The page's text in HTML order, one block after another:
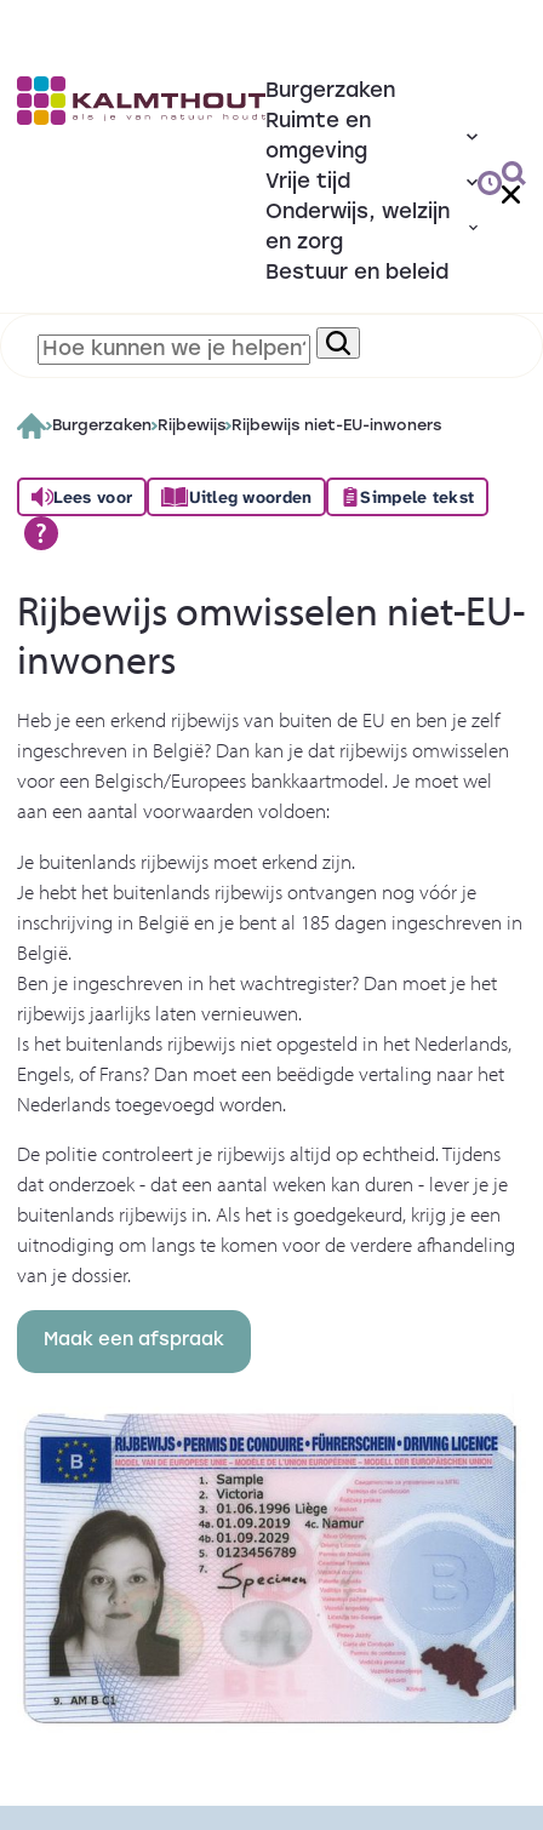
Burgerzaken
Ruimte en
omgeving
Vrije tijd
Onderwijs, welzijn
en zorg
Bestuur en beleid
Burgerzaken Rijbewijs Rijbewijs niet-EU-inwoners
Lees voor Uitleg woorden Simpele tekst
Rijbewijs omwisselen niet-EU-
inwoners
Heb je een erkend rijbewijs van buiten de EU en ben je zelf
ingeschreven in België? Dan kan je dat rijbewijs omwisselen
voor een Belgisch/Europees bankkaartmodel. Je moet wel
aan een aantal voorwaarden voldoen:
Je buitenlands rijbewijs moet erkend zijn.
Je hebt het buitenlands rijbewijs ontvangen nog vóór je
inschrijving in België en je bent al 185 dagen ingeschreven in
België.
Ben je ingeschreven in het wachtregister? Dan moet je het
rijbewijs jaarlijks laten vernieuwen.
Is het buitenlands rijbewijs niet opgesteld in het Nederlands,
Engels, of Frans? Dan moet een beëdigde vertaling naar het
Nederlands toegevoegd worden.
De politie controleert je rijbewijs altijd op echtheid. Tijdens
dat onderzoek - dat een aantal weken kan duren - lever je je
buitenlands rijbewijs in. Als het is goedgekeurd, krijg je een
uitnodiging om langs te komen voor de verdere afhandeling
van je dossier.
Maak een afspraak